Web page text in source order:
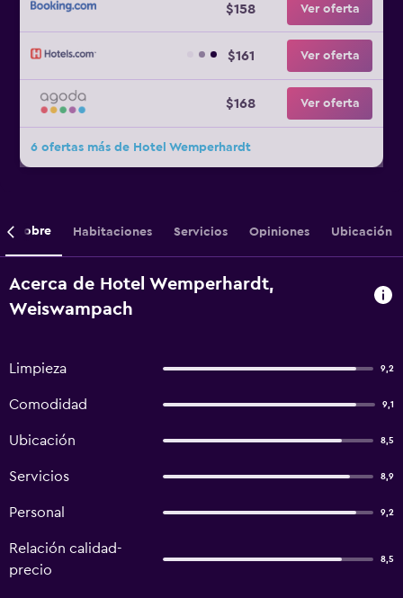
$158 Ver oferta
$161 Ver oferta
$168 Ver oferta
6 ofertas más de Hotel Wemperhardt
Sobre Habitaciones Servicios Opiniones Ubicación
Acerca de Hotel Wemperhardt,
Weiswampach
Limpieza 9,2
Comodidad 9,1
Ubicación 8,5
Servicios 8,9
Personal 9,2
Relación calidad-
precio
8,5